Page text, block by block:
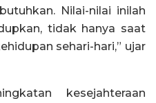
Nilai-nilai inilah
tidak hanya saat
sehari-hari,” ujar
kesejahteraan